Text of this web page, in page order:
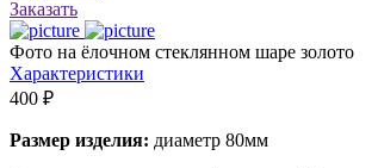
Заказать
Фото на ёлочном стеклянном шаре золото
Характеристики
400 ₽
Размер изделия: диаметр 80мм